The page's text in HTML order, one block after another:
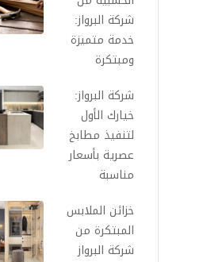
شركة البرواز:
خدمة متميزة
ومبتكرة
شركة البرواز:
خيارك الأول
لتنفيذ مطابخ
عصرية بأسعار
مناسبة
خزائن الملابس
المبتكرة من
شركة البرواز